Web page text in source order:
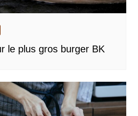
le plus gros burger BK